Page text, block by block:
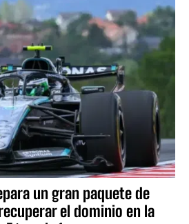
un gran paquete de
el dominio en la